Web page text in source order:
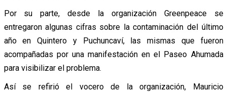
Por su parte, desde la organización Greenpeace se
entregaron algunas cifras sobre la contaminación del último
año en Quintero y Puchuncaví, las mismas que fueron
acompañadas por una manifestación en el Paseo Ahumada
para visibilizar el problema.
Así se refirió el vocero de la organización, Mauricio